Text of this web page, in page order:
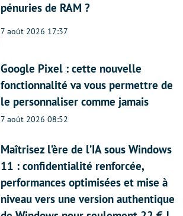
pénuries de RAM ?
7 août 2026 17:37
Google Pixel : cette nouvelle
fonctionnalité va vous permettre de
le personnaliser comme jamais
7 août 2026 08:52
Maîtrisez l’ère de l’IA sous Windows
11 : confidentialité renforcée,
performances optimisées et mise à
niveau vers une version authentique